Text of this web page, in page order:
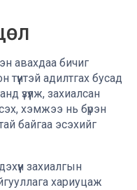
авахдаа бичиг
адилтгах бусад
үзүүлж, захиалсан
хэмжээ нь бүрэн
байгаа эсэхийг
захиалгын
хариуцаж